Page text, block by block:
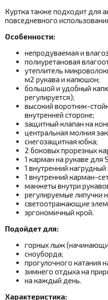
Куртка также подходит для
повседневного
Особенности:
непродуваемая и
полиуретановая
утеплитель
м2 рукава и капюшон;
большой и удобный
регулируется);
высокий воротник-
внутренней стороне;
защитный клапан на
центральная молния
снегозащитная юбка;
2 боковых прорезных
1 карман на рукаве для
1 внутренний
1 внутренний карман-
манжеты внутри
регулируемые липучки
светоотражающие
эргономичный крой.
Подойдет для:
горных лыж
сноуборда;
прогулочного катания
зимнего отдыха на
на каждый день.
Характеристика: